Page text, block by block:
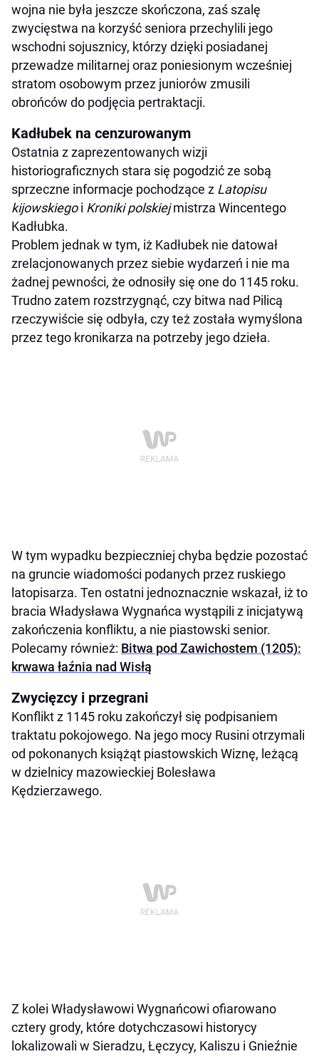
wojna nie była jeszcze skończona, zaś szalę
zwycięstwa na korzyść seniora przechylili jego
wschodni sojusznicy, którzy dzięki posiadanej
przewadze militarnej oraz poniesionym wcześniej
stratom osobowym przez juniorów zmusili
obrońców do podjęcia pertraktacji.
Kadłubek na cenzurowanym
Ostatnia z zaprezentowanych wizji
historiograficznych stara się pogodzić ze sobą
sprzeczne informacje pochodzące z Latopisu
kijowskiegoi Kroniki polskiejmistrza Wincentego
Kadłubka.
Problem jednak w tym, iż Kadłubek nie datował
zrelacjonowanych przez siebie wydarzeń i nie ma
żadnej pewności, że odnosiły się one do 1145 roku.
Trudno zatem rozstrzygnąć, czy bitwa nad Pilicą
rzeczywiście się odbyła, czy też została wymyślona
przez tego kronikarza na potrzeby jego dzieła.
W tym wypadku bezpieczniej chyba będzie pozostać
na gruncie wiadomości podanych przez ruskiego
latopisarza. Ten ostatni jednoznacznie wskazał, iż to
bracia Władysława Wygnańca wystąpili z inicjatywą
zakończenia konfliktu, a nie piastowski senior.
Polecamy również: Bitwa pod Zawichostem (1205):
krwawa łaźnia nad Wisłą
Zwycięzcy i przegrani
Konflikt z 1145 roku zakończył się podpisaniem
traktatu pokojowego. Na jego mocy Rusini otrzymali
od pokonanych książąt piastowskich Wiznę, leżącą
w dzielnicy mazowieckiej Bolesława
Kędzierzawego.
Z kolei Władysławowi Wygnańcowi ofiarowano
cztery grody, które dotychczasowi historycy
lokalizowali w Sieradzu, Łęczycy, Kaliszu i Gnieźnie